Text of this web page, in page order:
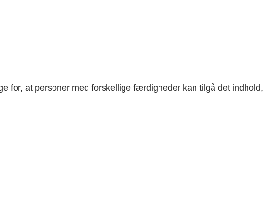
for, at personer med forskellige færdigheder kan tilgå det indhold,